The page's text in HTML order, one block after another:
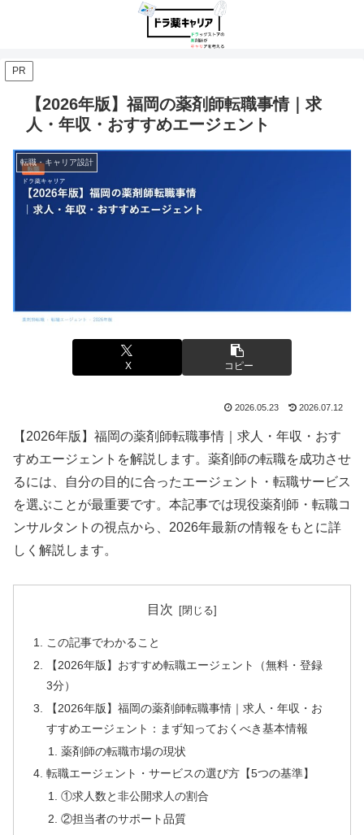
PR
【2026年版】福岡の薬剤師転職事情｜求
人・年収・おすすめエージェント
転職・キャリア設計
X コピー
2026.05.23 2026.07.12
【2026年版】福岡の薬剤師転職事情｜求人・年収・おす
すめエージェントを解説します。薬剤師の転職を成功させ
るには、自分の目的に合ったエージェント・転職サービス
を選ぶことが最重要です。本記事では現役薬剤師・転職コ
ンサルタントの視点から、2026年最新の情報をもとに詳
しく解説します。
目次
この記事でわかること
【2026年版】おすすめ転職エージェント（無料・登録
3分）
【2026年版】福岡の薬剤師転職事情｜求人・年収・お
すすめエージェント：まず知っておくべき基本情報
薬剤師の転職市場の現状
転職エージェント・サービスの選び方【5つの基準】
①求人数と非公開求人の割合
②担当者のサポート品質